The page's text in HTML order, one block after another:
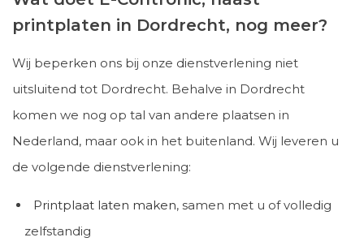
printplaten in Dordrecht, nog meer?
Wij beperken ons bij onze dienstverlening niet
uitsluitend tot Dordrecht. Behalve in Dordrecht
komen we nog op tal van andere plaatsen in
Nederland, maar ook in het buitenland. Wij leveren u
de volgende dienstverlening:
Printplaat laten maken, samen met u of volledig
zelfstandig